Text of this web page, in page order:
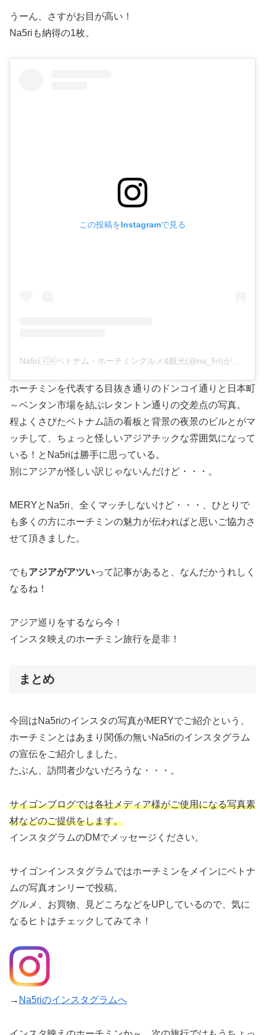
うーん、さすがお目が高い！
Na5riも納得の1枚。
この投稿をInstagramで見る
Na5ri🇻🇳ベトナム・ホーチミングルメ&観光(@na_5ri)がシェアした投稿
ホーチミンを代表する目抜き通りのドンコイ通りと日本町
～ベンタン市場を結ぶレタントン通りの交差点の写真。
程よくさびたベトナム語の看板と背景の夜景のビルとがマ
ッチして、ちょっと怪しいアジアチックな雰囲気になって
いる！とNa5riは勝手に思っている。
別にアジアが怪しい訳じゃないんだけど・・・。
MERYとNa5ri、全くマッチしないけど・・・、ひとりで
も多くの方にホーチミンの魅力が伝わればと思いご協力さ
せて頂きました。
でもアジアがアツいって記事があると、なんだかうれしく
なるね！
アジア巡りをするなら今！
インスタ映えのホーチミン旅行を是非！
まとめ
今回はNa5riのインスタの写真がMERYでご紹介という、
ホーチミンとはあまり関係の無いNa5riのインスタグラム
の宣伝をご紹介しました。
たぶん、訪問者少ないだろうな・・・。
サイゴンブログでは各社メディア様がご使用になる写真素
材などのご提供をします。
インスタグラムのDMでメッセージください。
サイゴンインスタグラムではホーチミンをメインにベトナ
ムの写真オンリーで投稿。
グルメ、お買物、見どころなどをUPしているので、気に
なるヒトはチェックしてみてネ！
→ Na5riのインスタグラムへ